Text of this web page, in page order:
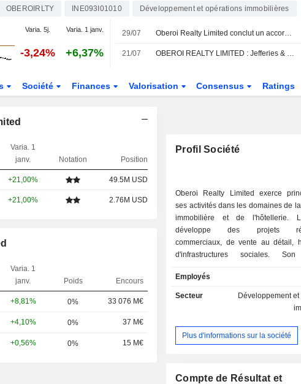
OBEROIRLTY INE093I01010 Développement et opérations immobilières
Varia. 5j. Varia. 1 janv.
-3,24% +6,37%
29/07 Oberoi Realty Limited conclut un accord de développement pour la réhabilitation d'un terrain à Malabar Hill, Mumbai
21/07 OBEROI REALTY LIMITED : Jefferies & Co. maintient sa recommandation neutre
Société Finances Valorisation Consensus Ratings
Varia. 1
janv.
Notation Position
+21,00% 49.5M USD
+21,00% 2.76M USD
Varia. 1
janv.
Poids Encours
+8,81% 0% 33 076 M€
+4,10% 0% 37 M€
+0,56% 0% 15 M€
Profil Société
Oberoi Realty Limited exerce
ses activités dans les domaines de
immobilière et de l'hôtellerie.
développe des projets
commerciaux, de vente au détail,
d'infrastructures sociales. Son
résidentiels et loue des biens
segment hôtelier est
détention et l'exploitation
paysage urbain de Mumbai,
total quelque 13,65 millions de
Grande, le Prisma by Oberoi Realty,
Employés
Secteur
Développement
Plus d'informations sur la société
Compte de Résultat et